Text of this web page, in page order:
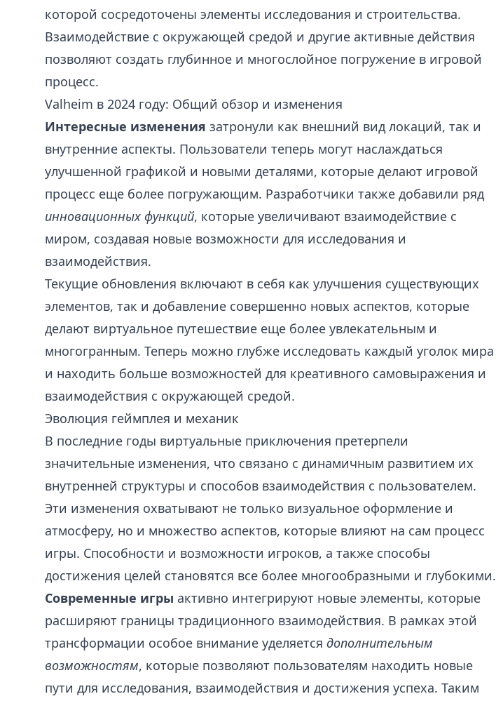
которой сосредоточены элементы исследования и строительства.
Взаимодействие с окружающей средой и другие активные действия
позволяют создать глубинное и многослойное погружение в игровой
процесс.
Valheim в 2024 году: Общий обзор и изменения
Интересные изменения затронули как внешний вид локаций, так и
внутренние аспекты. Пользователи теперь могут наслаждаться
улучшенной графикой и новыми деталями, которые делают игровой
процесс еще более погружающим. Разработчики также добавили ряд
инновационных функций, которые увеличивают взаимодействие с
миром, создавая новые возможности для исследования и
взаимодействия.
Текущие обновления включают в себя как улучшения существующих
элементов, так и добавление совершенно новых аспектов, которые
делают виртуальное путешествие еще более увлекательным и
многогранным. Теперь можно глубже исследовать каждый уголок мира
и находить больше возможностей для креативного самовыражения и
взаимодействия с окружающей средой.
Эволюция геймплея и механик
В последние годы виртуальные приключения претерпели
значительные изменения, что связано с динамичным развитием их
внутренней структуры и способов взаимодействия с пользователем.
Эти изменения охватывают не только визуальное оформление и
атмосферу, но и множество аспектов, которые влияют на сам процесс
игры. Способности и возможности игроков, а также способы
достижения целей становятся все более многообразными и глубокими.
Современные игры активно интегрируют новые элементы, которые
расширяют границы традиционного взаимодействия. В рамках этой
трансформации особое внимание уделяется дополнительным
возможностям, которые позволяют пользователям находить новые
пути для исследования, взаимодействия и достижения успеха. Таким